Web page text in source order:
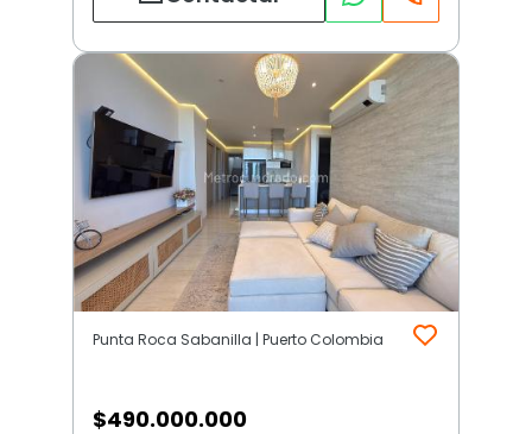
Punta Roca Sabanilla | Puerto Colombia
$490.000.000